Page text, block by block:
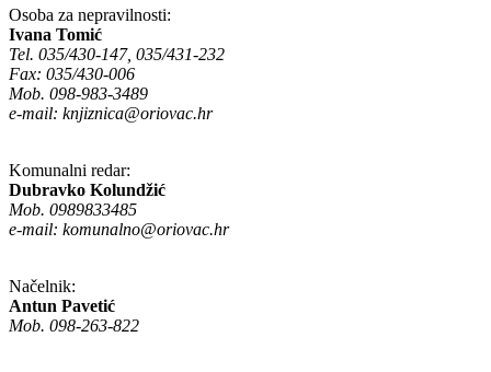
Osoba za nepravilnosti:
Ivana Tomić
Tel. 035/430-147, 035/431-232
Fax: 035/430-006
Mob. 098-983-3489
e-mail: knjiznica@oriovac.hr
Komunalni redar:
Dubravko Kolundžić
Mob. 0989833485
e-mail: komunalno@oriovac.hr
Načelnik:
Antun Pavetić
Mob. 098-263-822